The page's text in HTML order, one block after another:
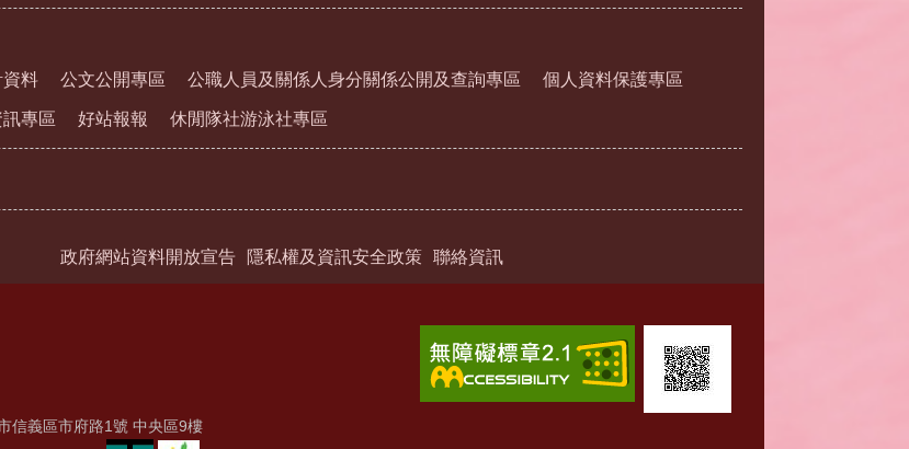
料 公文公開專區 公職人員及關係人身分關係公開及查詢專區 個人資料保護專區
專區 好站報報 休閒隊社游泳社專區
政府網站資料開放宣告 隱私權及資訊安全政策 聯絡資訊
信義區市府路1號 中央區9樓